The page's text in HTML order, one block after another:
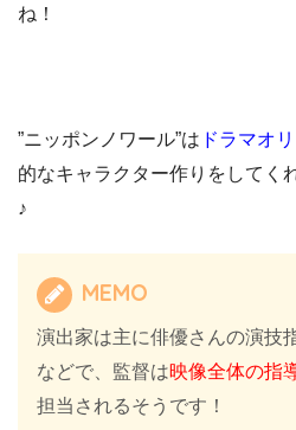
ね！
”ニッポンノワール”は ドラマオ
的なキャラクター作りをしてく
♪
MEMO
演出家は主に俳優さんの演技
などで、監督は映像全体の指
担当されるそうです！